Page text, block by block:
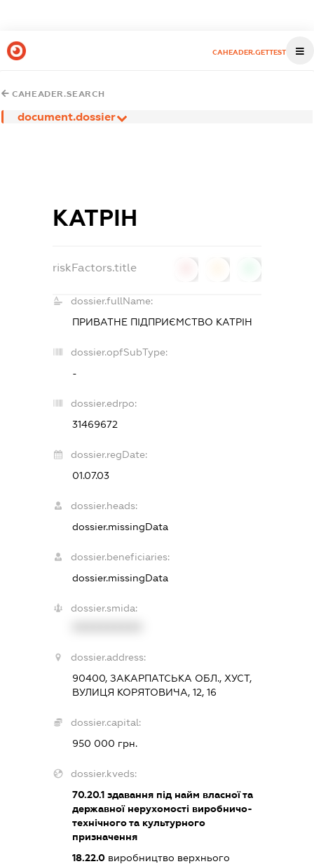
CAHEADER.GETTEST
CAHEADER.SEARCH
document.dossier
КАТРІН
riskFactors.title
dossier.fullName:
ПРИВАТНЕ ПІДПРИЄМСТВО КАТРІН
dossier.opfSubType:
-
dossier.edrpo:
31469672
dossier.regDate:
01.07.03
dossier.heads:
dossier.missingData
dossier.beneficiaries:
dossier.missingData
dossier.smida:
dossier.address:
90400, ЗАКАРПАТСЬКА ОБЛ., ХУСТ,
ВУЛИЦЯ КОРЯТОВИЧА, 12, 16
dossier.capital:
950 000 грн.
dossier.kveds:
70.20.1 здавання під найм власної та
державної нерухомості виробничо-
технічного та культурного
призначення
18.22.0 виробництво верхнього